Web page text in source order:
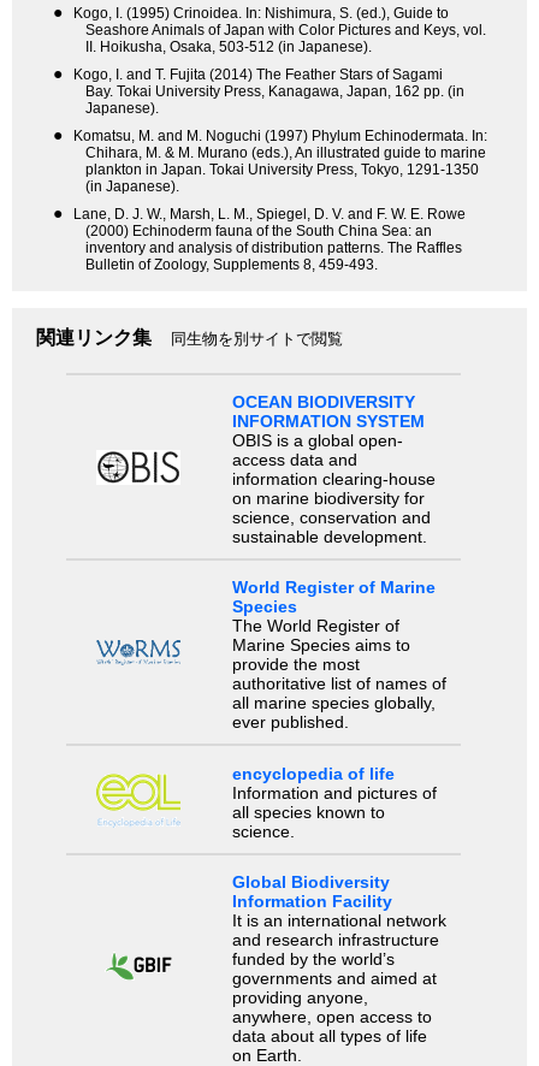
●
Kogo, I. (1995) Crinoidea. In: Nishimura, S. (ed.), Guide to
Seashore Animals of Japan with Color Pictures and Keys, vol.
II. Hoikusha, Osaka, 503-512 (in Japanese).
●
Kogo, I. and T. Fujita (2014) The Feather Stars of Sagami
Bay. Tokai University Press, Kanagawa, Japan, 162 pp. (in
Japanese).
●
Komatsu, M. and M. Noguchi (1997) Phylum Echinodermata. In:
Chihara, M. & M. Murano (eds.), An illustrated guide to marine
plankton in Japan. Tokai University Press, Tokyo, 1291-1350
(in Japanese).
●
Lane, D. J. W., Marsh, L. M., Spiegel, D. V. and F. W. E. Rowe
(2000) Echinoderm fauna of the South China Sea: an
inventory and analysis of distribution patterns. The Raffles
Bulletin of Zoology, Supplements 8, 459-493.
関連リンク集 同生物を別サイトで閲覧
OCEAN BIODIVERSITY
INFORMATION SYSTEM
OBIS is a global open-
access data and
information clearing-house
on marine biodiversity for
science, conservation and
sustainable development.
World Register of Marine
Species
The World Register of
Marine Species aims to
provide the most
authoritative list of names of
all marine species globally,
ever published.
encyclopedia of life
Information and pictures of
all species known to
science.
Global Biodiversity
Information Facility
It is an international network
and research infrastructure
funded by the world’s
governments and aimed at
providing anyone,
anywhere, open access to
data about all types of life
on Earth.